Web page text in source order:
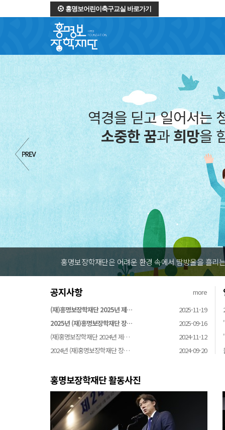
홍명보어린이축구교실 바로가기
역경을 딛고 일어서는
소중한 꿈과희망을
홍명보장학재단은 어려운 환경 속에서 땀방울을 흘리
공지사항
more
(재)홍명보장학재단 2025년 제…
2025-11-19
2025년 (재)홍명보장학재단 장…
2025-09-16
(재)홍명보장학재단 2024년 제…
2024-11-12
2024년 (재)홍명보장학재단 장…
2024-09-20
홍명보장학재단 활동사진